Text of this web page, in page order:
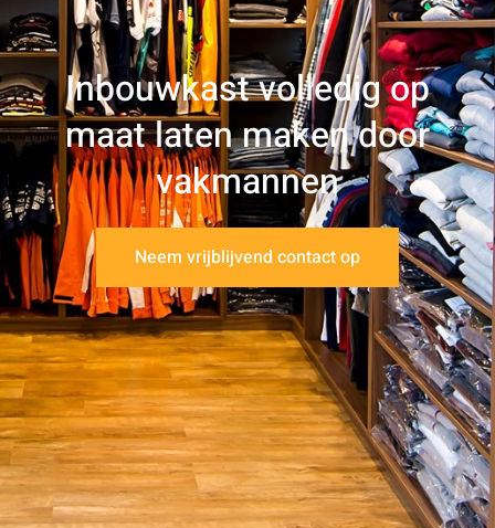
Inbouwkast volledig op
maat laten maken door
vakmannen
Neem vrijblijvend contact op